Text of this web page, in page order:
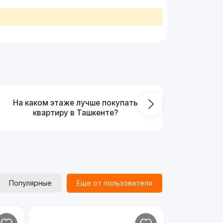
На каком этаже лучше покупать
квартиру в Ташкенте?
Популярные Еще от пользователя